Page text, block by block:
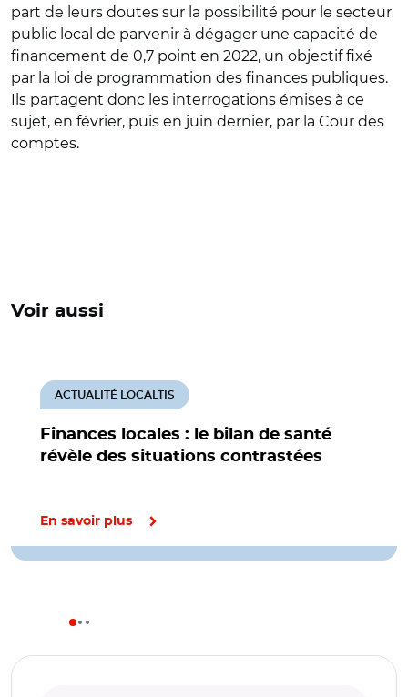
part de leurs doutes sur la possibilité pour le secteur
public local de parvenir à dégager une capacité de
financement de 0,7 point en 2022, un objectif fixé
par la loi de programmation des finances publiques.
Ils partagent donc les interrogations émises à ce
sujet, en février, puis en juin dernier, par la Cour des
comptes.
Voir aussi
Finances locales : le bilan de santé
révèle des situations contrastées
ACTUALITÉ LOCALTIS
En savoir plus